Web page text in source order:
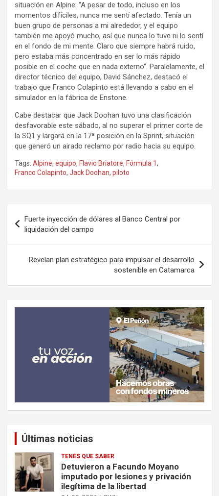
situación en Alpine: “A pesar de todo, incluso en los
momentos difíciles, nunca me sentí afectado. Tenía un
buen grupo de personas a mi alrededor, y el equipo
también me apoyó mucho, así que nunca lo tuve ni lo sentí
en el fondo de mi mente. Claro que siempre habrá ruido,
pero estaba más concentrado en ser lo más rápido
posible en el coche que en nada externo”. Paralelamente, el
director técnico del equipo, David Sánchez, destacó el
trabajo que Franco Colapinto está llevando a cabo en el
simulador en la fábrica de Enstone.
Cabe destacar que Jack Doohan tuvo una clasificación
desfavorable este sábado, al no superar el primer corte de
la SQ1 y largará en la 17ª posición en la Sprint, situación
que generó un airado reclamo por radio hacia su equipo.
Tags: Alpine, equipo, Flavio Briatore, Fórmula 1,
Franco Colapinto, Jack Doohan, piloto
de
entradas
Fuerte inyección de dólares al Banco Central por
liquidación del campo
Revelan plan estratégico para impulsar el desarrollo
sostenible en Catamarca
Últimas noticias
TENÉS QUE SABER
Detuvieron a Facundo Moyano
imputado por lesiones y privación
ilegítima de la libertad